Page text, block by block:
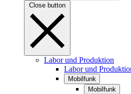
Close button
Labor und Produktion
Labor und
Mobilfunk
Mobilfunk